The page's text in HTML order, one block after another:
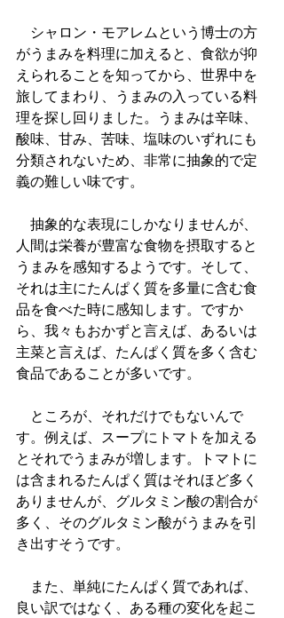
シャロン・モアレムという博士の方
がうまみを料理に加えると、食欲が抑
えられることを知ってから、世界中を
旅してまわり、うまみの入っている料
理を探し回りました。うまみは辛味、
酸味、甘み、苦味、塩味のいずれにも
分類されないため、非常に抽象的で定
義の難しい味です。
抽象的な表現にしかなりませんが、
人間は栄養が豊富な食物を摂取すると
うまみを感知するようです。そして、
それは主にたんぱく質を多量に含む食
品を食べた時に感知します。ですか
ら、我々もおかずと言えば、あるいは
主菜と言えば、たんぱく質を多く含む
食品であることが多いです。
ところが、それだけでもないんで
す。例えば、スープにトマトを加える
とそれでうまみが増します。トマトに
は含まれるたんぱく質はそれほど多く
ありませんが、グルタミン酸の割合が
多く、そのグルタミン酸がうまみを引
き出すそうです。
また、単純にたんぱく質であれば、
良い訳ではなく、ある種の変化を起こ